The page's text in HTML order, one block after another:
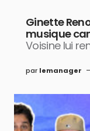
Ginette
musique
Voisine lui
par lemanager